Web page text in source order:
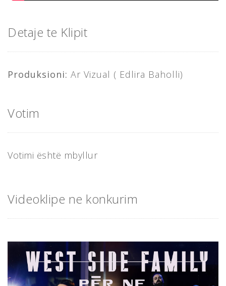
Detaje te Klipit
Produksioni: Ar Vizual ( Edlira Baholli)
Votim
Votimi është mbyllur
Videoklipe ne konkurim